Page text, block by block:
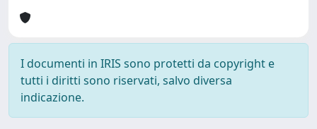
I documenti in IRIS sono protetti da copyright e
tutti i diritti sono riservati, salvo diversa
indicazione.